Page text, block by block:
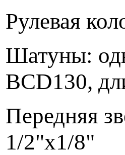
Рулевая
Шатуны:
BCD130,
Передняя
1/2"х1/8"